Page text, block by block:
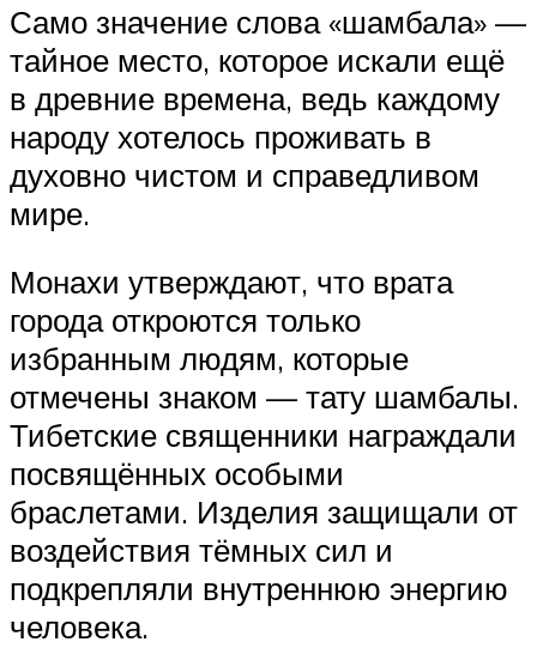
Само значение слова «шамбала» —
тайное место, которое искали ещё
в древние времена, ведь каждому
народу хотелось проживать в
духовно чистом и справедливом
мире.
Монахи утверждают, что врата
города откроются только
избранным людям, которые
отмечены знаком — тату шамбалы.
Тибетские священники награждали
посвящённых особыми
браслетами. Изделия защищали от
воздействия тёмных сил и
подкрепляли внутреннюю энергию
человека.